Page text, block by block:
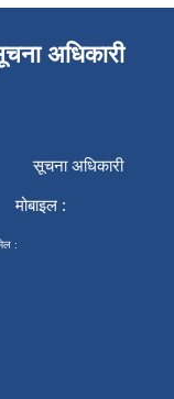
अधिकारी
अधिकारी
:
: